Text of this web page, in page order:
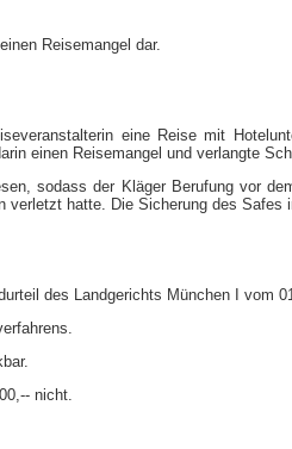
Reisemangel dar.
eine Reise mit
einen Reisemangel und verlangte
sodass der Kläger Berufung vor
verletzt hatte. Die Sicherung des
des Landgerichts München I vom
​- nicht.